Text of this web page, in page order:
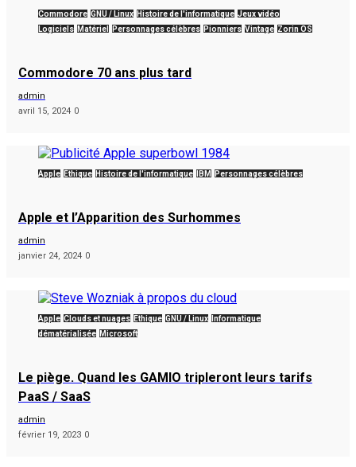
Commodore GNU / Linux Histoire de l'informatique Jeux vidéo
Logiciels Matériel Personnages célèbres Pionniers Vintage Zorin OS
Commodore 70 ans plus tard
admin
avril 15, 2024 0
Apple Éthique Histoire de l'informatique IBM Personnages célèbres
Apple et l’Apparition des Surhommes
admin
janvier 24, 2024 0
Apple Clouds et nuages Éthique GNU / Linux
Informatique
dématérialisée Microsoft
Le piège. Quand les GAMIO tripleront leurs tarifs
PaaS / SaaS
admin
février 19, 2023 0